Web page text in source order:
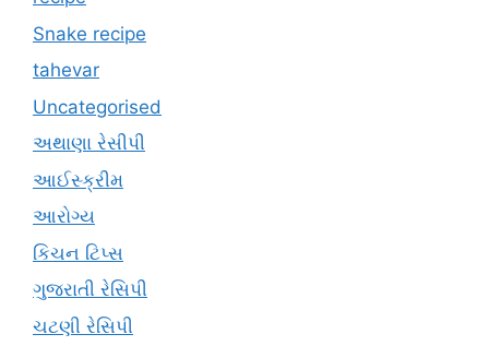
Snake recipe
tahevar
Uncategorised
અથાણા રેસીપી
આઈસ્ક્રીમ
આરોગ્ય
કિચન ટિપ્સ
ગુજરાતી રેસિપી
ચટણી રેસિપી